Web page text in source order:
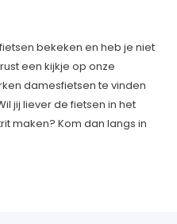
bekeken en heb je niet
een kijkje op onze
damesfietsen te vinden
jij liever de fietsen in het
maken? Kom dan langs in